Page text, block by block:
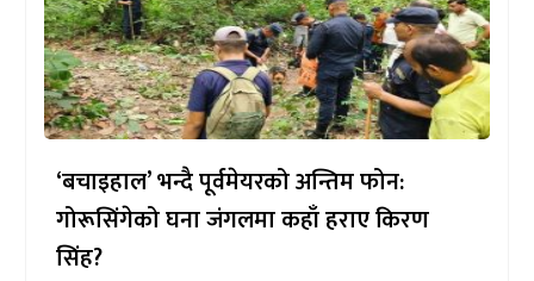
‘बचाइहाल’ भन्दै पूर्वमेयरको अन्तिम फोन:
गोरूसिंगेको घना जंगलमा कहाँ हराए किरण
सिंह?